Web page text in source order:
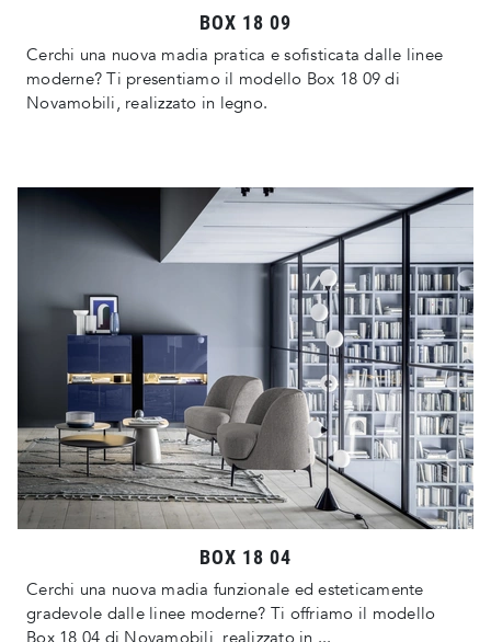
BOX 18 09
Cerchi una nuova madia pratica e sofisticata dalle linee
moderne? Ti presentiamo il modello Box 18 09 di
Novamobili, realizzato in legno.
BOX 18 04
Cerchi una nuova madia funzionale ed esteticamente
gradevole dalle linee moderne? Ti offriamo il modello